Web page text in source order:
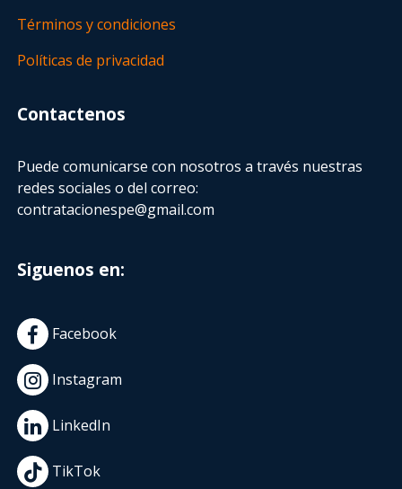
Términos y condiciones
Políticas de privacidad
Contactenos
Puede comunicarse con nosotros a través nuestras
redes sociales o del correo:
contratacionespe@gmail.com
Siguenos en:
Facebook
Instagram
LinkedIn
TikTok